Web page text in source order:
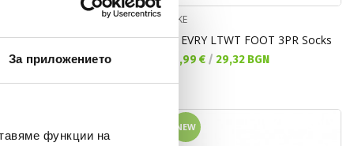
За приложението
функции на
BEANIE TC FUT F24 L
цена:
€/54,74 BGN
NIKE
W EVRY LTWT FOOT 3PR Socks
Текуща цена:
14,99 € / 29,32 BGN
NEW